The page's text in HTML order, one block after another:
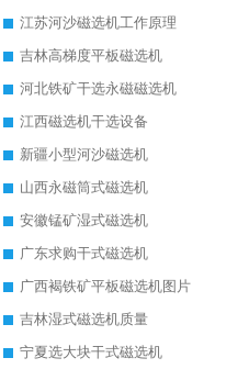
江苏河沙磁选机工作原理
吉林高梯度平板磁选机
河北铁矿干选永磁磁选机
江西磁选机干选设备
新疆小型河沙磁选机
山西永磁筒式磁选机
安徽锰矿湿式磁选机
广东求购干式磁选机
广西褐铁矿平板磁选机图片
吉林湿式磁选机质量
宁夏选大块干式磁选机